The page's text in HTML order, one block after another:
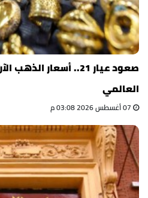
صعود عيار 21.. أسعار
العالمي